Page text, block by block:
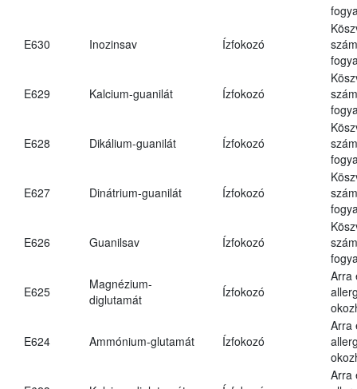
E630 Inozinsav Ízfokozó
E629 Kalcium-guanilát Ízfokozó
E628 Dikálium-guanilát Ízfokozó
E627 Dinátrium-guanilát Ízfokozó
E626 Guanilsav Ízfokozó
E625
Magnézium-
diglutamát
Ízfokozó
Arra
E624 Ammónium-glutamát Ízfokozó
Arra
Arra